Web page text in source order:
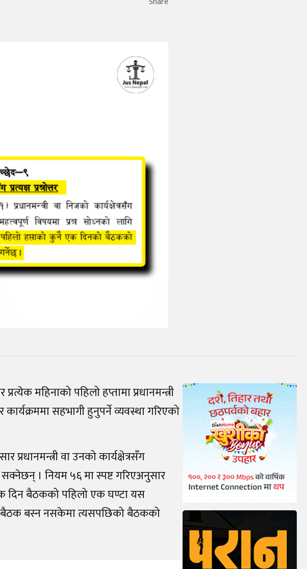
महिनाको पहिलो हप्तामा प्रधानमन्त्री
सहभागी हुनुपर्ने व्यवस्था गरिएको
वा उनको कार्यक्षेत्रसँग
। नियम ५६ मा स्पष्ट गरिएअनुसार
दिन बैठकको पहिलो एक घण्टा यस
बैठक बस्न नसकेमा त्यसपछिको बैठकको